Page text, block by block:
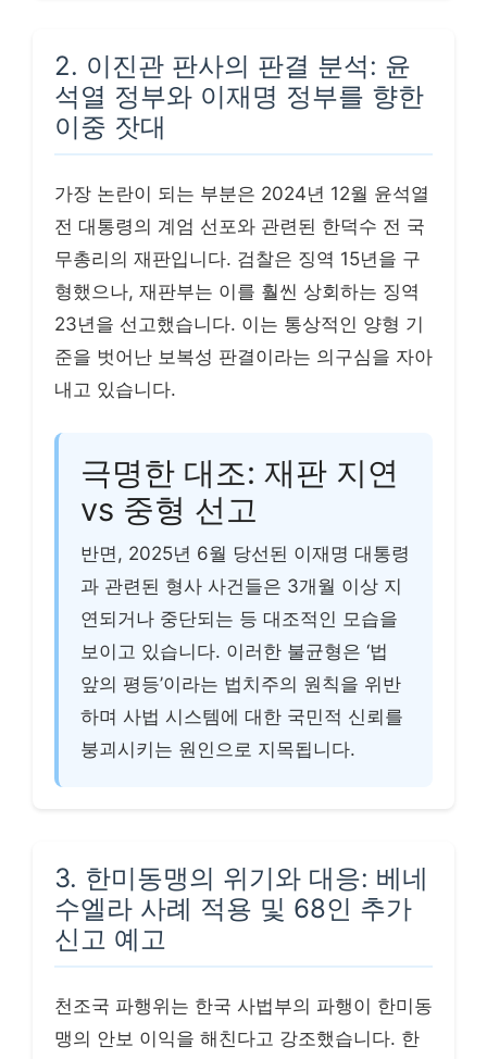
2. 이진관 판사의 판결 분석: 윤
석열 정부와 이재명 정부를 향한
이중 잣대
가장 논란이 되는 부분은 2024년 12월 윤석열
전 대통령의 계엄 선포와 관련된 한덕수 전 국
무총리의 재판입니다. 검찰은 징역 15년을 구
형했으나, 재판부는 이를 훨씬 상회하는 징역
23년을 선고했습니다. 이는 통상적인 양형 기
준을 벗어난 보복성 판결이라는 의구심을 자아
내고 있습니다.
극명한 대조: 재판 지연
vs 중형 선고
반면, 2025년 6월 당선된 이재명 대통령
과 관련된 형사 사건들은 3개월 이상 지
연되거나 중단되는 등 대조적인 모습을
보이고 있습니다. 이러한 불균형은 ‘법
앞의 평등’이라는 법치주의 원칙을 위반
하며 사법 시스템에 대한 국민적 신뢰를
붕괴시키는 원인으로 지목됩니다.
3. 한미동맹의 위기와 대응: 베네
수엘라 사례 적용 및 68인 추가
신고 예고
천조국 파행위는 한국 사법부의 파행이 한미동
맹의 안보 이익을 해친다고 강조했습니다. 한